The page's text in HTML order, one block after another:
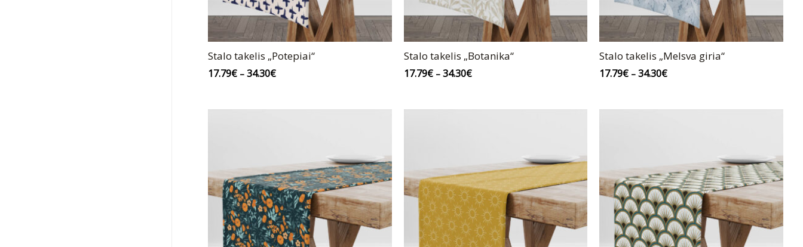
Stalo takelis „Potepiai“
17.79€ – 34.30€
Stalo takelis „Botanika“
17.79€– 34.30€
Stalo takelis „Melsva giria“
17.79€ –34.30€